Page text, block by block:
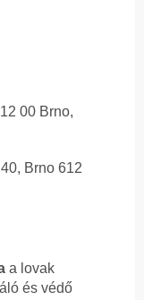
00 Brno,
Brno 612
a lovak
és védő